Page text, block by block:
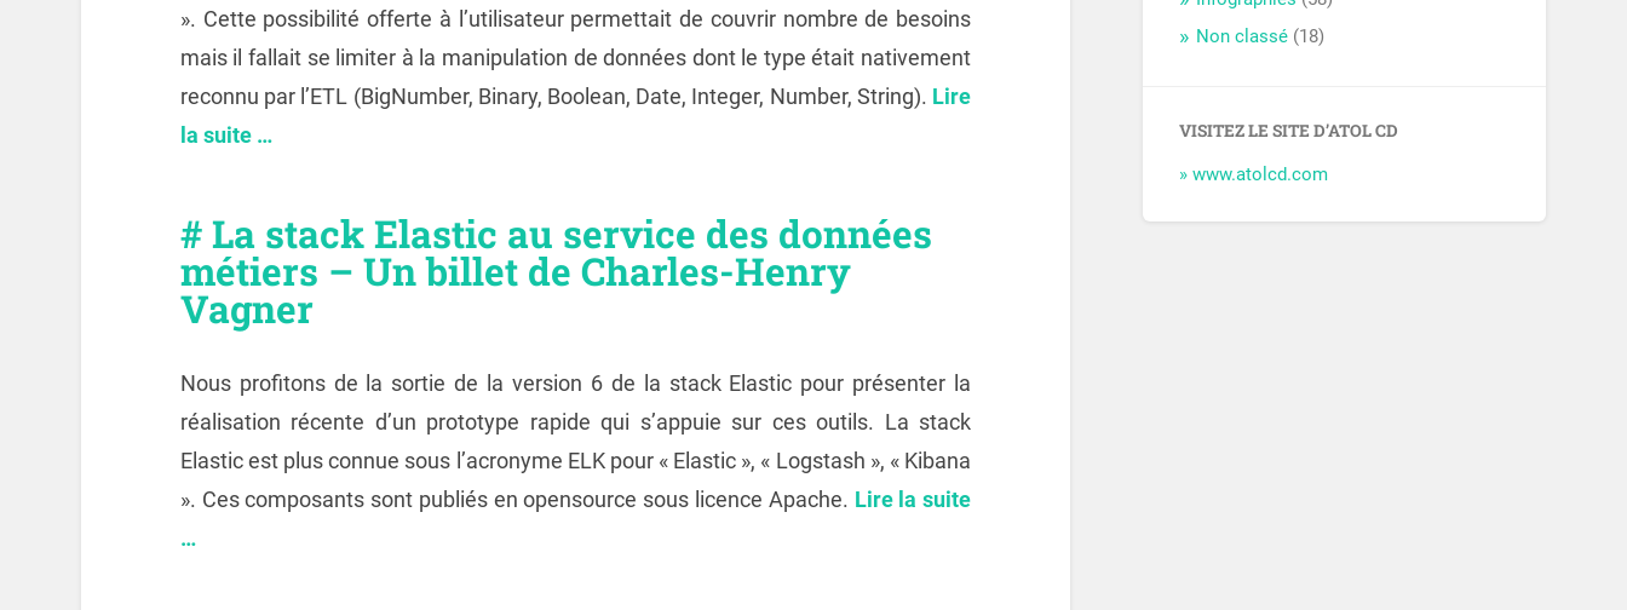
». Cette possibilité offerte à l’utilisateur permettait de couvrir nombre de besoins
mais il fallait se limiter à la manipulation de données dont le type était nativement
reconnu par l’ETL (BigNumber, Binary, Boolean, Date, Integer, Number, String). Lire
la suite …
# La stack Elastic au service des données
métiers – Un billet de Charles-Henry
Vagner
Nous profitons de la sortie de la version 6 de la stack Elastic pour présenter la
réalisation récente d’un prototype rapide qui s’appuie sur ces outils. La stack
Elastic est plus connue sous l’acronyme ELK pour « Elastic », « Logstash », « Kibana
». Ces composants sont publiés en opensource sous licence Apache. Lire la suite
…
Non classé (18)
VISITEZ LE SITE D’ATOL CD
» www.atolcd.com